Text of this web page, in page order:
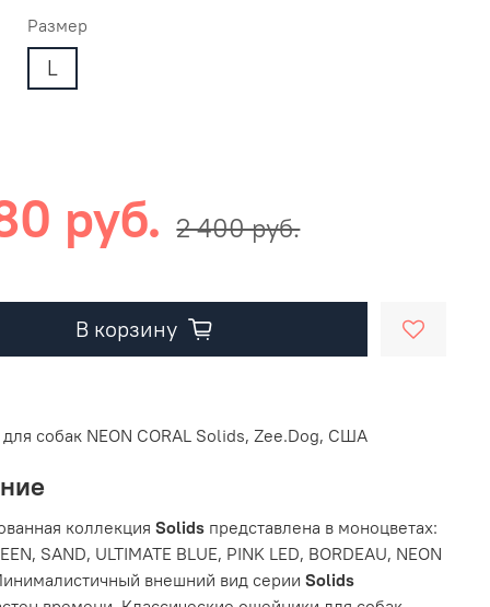
Размер
L
руб. 2 400 руб.
В корзину
собак NEON CORAL Solids, Zee.Dog, США
коллекцияSolids представлена в моноцветах:
SAND, ULTIMATE BLUE, PINK LED, BORDEAU, NEON
внешний вид серииSolids